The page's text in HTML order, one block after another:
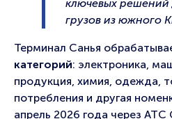
ключевых решений
грузов из южного
Терминал Санья
категорий: электроника,
продукция, химия, одежда,
потребления и другая
апрель 2026 года через